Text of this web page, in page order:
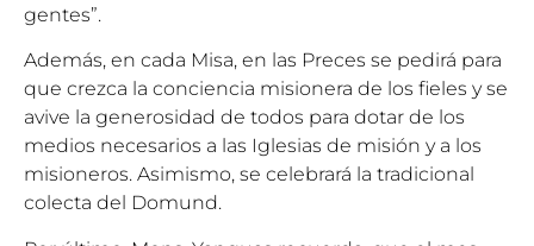
gentes”.
Además, en cada Misa, en las Preces se pedirá para
que crezca la conciencia misionera de los fieles y se
avive la generosidad de todos para dotar de los
medios necesarios a las Iglesias de misión y a los
misioneros. Asimismo, se celebrará la tradicional
colecta del Domund.